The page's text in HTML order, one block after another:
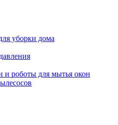
уборки дома
и роботы для мытья окон